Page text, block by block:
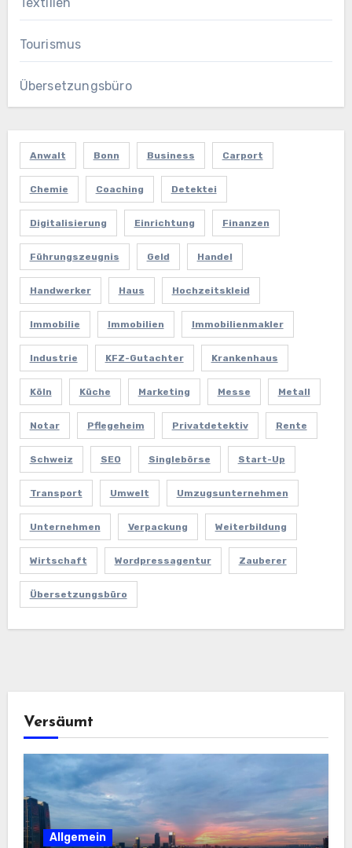
Tourismus
Übersetzungsbüro
Anwalt Bonn Business Carport
Chemie Coaching Detektei
Digitalisierung Einrichtung Finanzen
Führungszeugnis Geld Handel
Handwerker Haus Hochzeitskleid
Immobilie Immobilien Immobilienmakler
Industrie KFZ-Gutachter Krankenhaus
Köln Küche Marketing Messe Metall
Notar Pflegeheim Privatdetektiv Rente
Schweiz SEO Singlebörse Start-Up
Transport Umwelt Umzugsunternehmen
Unternehmen Verpackung Weiterbildung
Wirtschaft Wordpressagentur Zauberer
Übersetzungsbüro
Versäumt
Allgemein